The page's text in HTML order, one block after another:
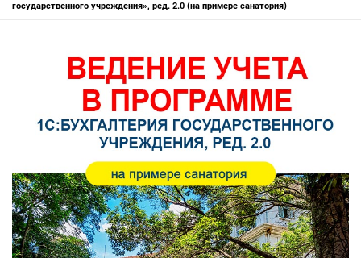
государственного учреждения», ред. 2.0 (на примере санатория)